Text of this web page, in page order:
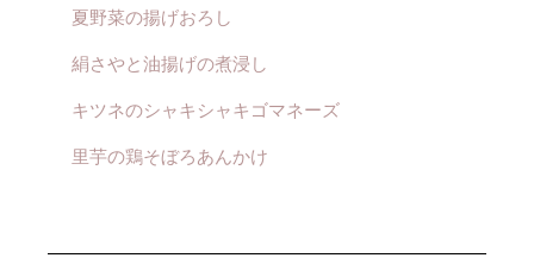
夏野菜の揚げおろし
絹さやと油揚げの煮浸し
キツネのシャキシャキゴマネーズ
里芋の鶏そぼろあんかけ